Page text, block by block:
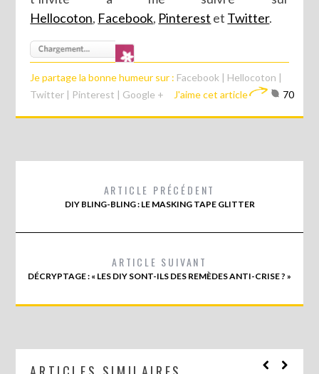
Hellocoton, Facebook, Pinterest et Twitter.
Je partage la bonne humeur sur : Facebook | Hellocoton |
Twitter | Pinterest | Google + J'aime cet article 70
ARTICLE PRÉCÉDENT
DIY BLING-BLING : LE MASKING TAPE GLITTER
ARTICLE SUIVANT
DÉCRYPTAGE : « LES DIY SONT-ILS DES REMÈDES ANTI-CRISE ? »